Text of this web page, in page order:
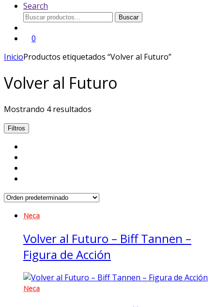
Search
Buscar
Buscar
0
InicioProductos etiquetados “Volver al Futuro”
Volver al Futuro
Mostrando 4 resultados
Filtros
Neca
Volver al Futuro – Biff Tannen –
Figura de Acción
Neca